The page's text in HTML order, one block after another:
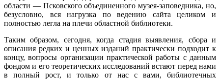
области — Псковского объединенного музея-заповедника, но,
безусловно, вся нагрузка по ведению сайта целиком и
полностью легла на плечи областной библиотеки.
Таким образом, сегодня, когда стадия выявления, сбора и
описания редких и ценных изданий практически подходит к
концу, вопросы организации практической работы с данным
фондом и его теоретических исследований встают перед нами
в полный рост, и только от нас с вами, библиотечных